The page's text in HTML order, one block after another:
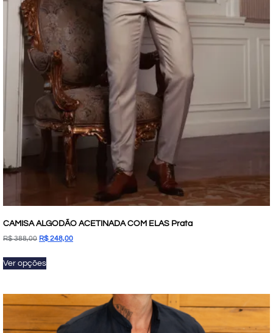
CAMISA ALGODÃO ACETINADA COM ELAS Prata
R$388,00 R$248,00
Ver opções